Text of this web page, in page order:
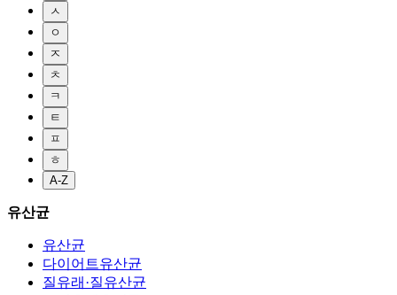
ㅅ
ㅇ
ㅈ
ㅊ
ㅋ
ㅌ
ㅍ
ㅎ
A-Z
유산균
유산균
다이어트유산균
질유래·질유산균